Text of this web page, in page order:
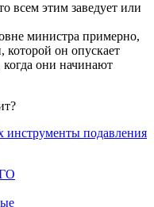
всем этим заведует или
министра примерно,
которой он опускает
они начинают
подавления